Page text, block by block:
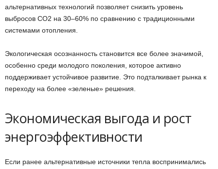
альтернативных технологий позволяет снизить уровень
выбросов CO2 на 30–60% по сравнению с традиционными
системами отопления.
Экологическая осознанность становится все более значимой,
особенно среди молодого поколения, которое активно
поддерживает устойчивое развитие. Это подталкивает рынка к
переходу на более «зеленые» решения.
Экономическая выгода и рост
энергоэффективности
Если ранее альтернативные источники тепла воспринимались